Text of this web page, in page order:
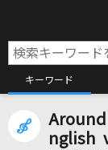
キーワード
nglish